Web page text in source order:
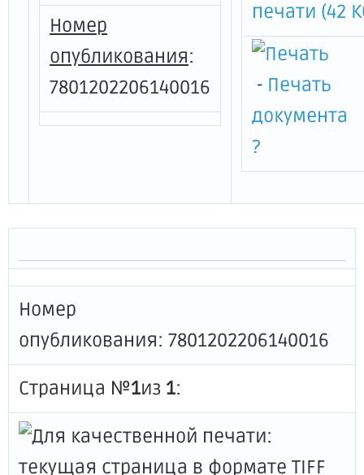
Номер
опубликования:
7801202206140016
печати (42
- Печать
документа
?
Номер
опубликования: 7801202206140016
Страница №1из 1: